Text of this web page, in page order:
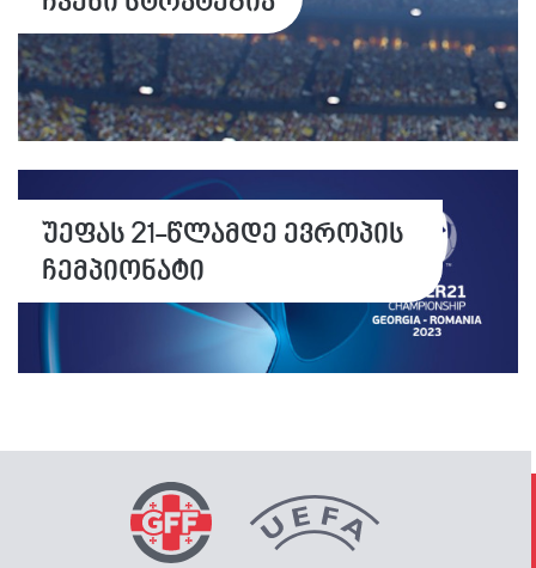
უეფას 21-წლამდე ევროპის
ჩემპიონატი